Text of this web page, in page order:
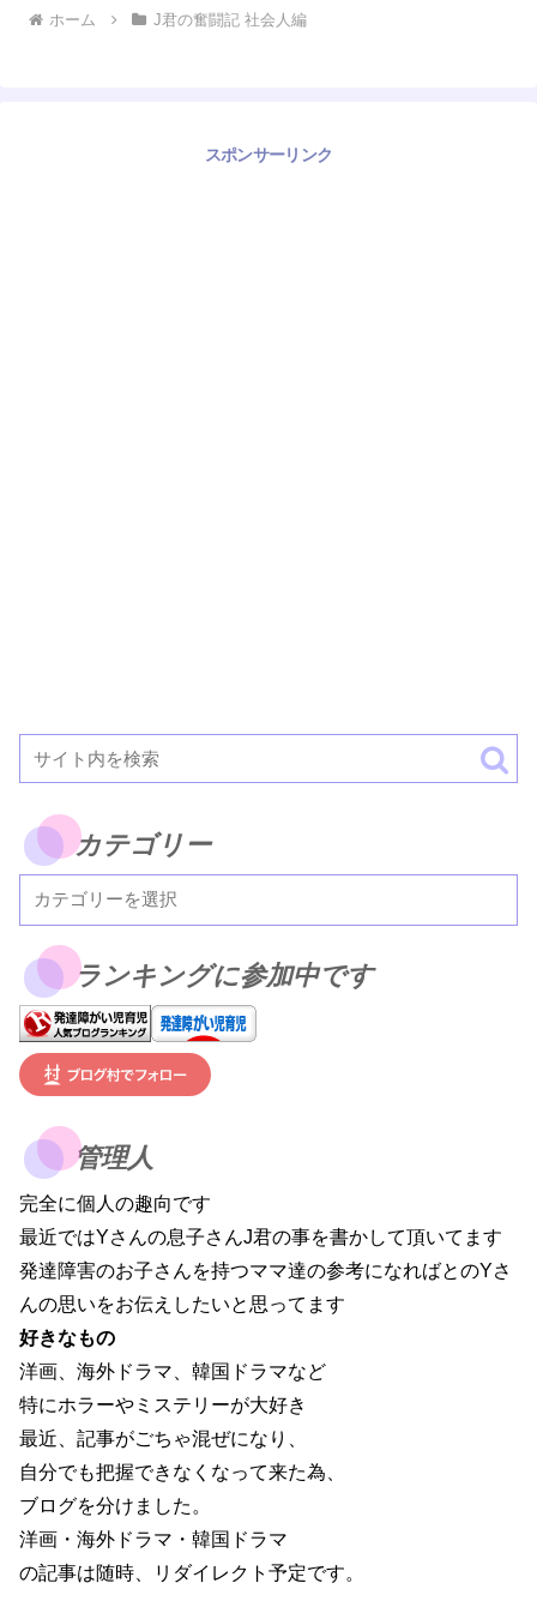
ホーム J君の奮闘記 社会人編
スポンサーリンク
カテゴリー
ランキングに参加中です
管理人
完全に個人の趣向です
最近ではYさんの息子さんJ君の事を書かして頂いてます
発達障害のお子さんを持つママ達の参考になればとのYさ
んの思いをお伝えしたいと思ってます
好きなもの
洋画、海外ドラマ、韓国ドラマなど
特にホラーやミステリーが大好き
最近、記事がごちゃ混ぜになり、
自分でも把握できなくなって来た為、
ブログを分けました。
洋画・海外ドラマ・韓国ドラマ
の記事は随時、リダイレクト予定です。